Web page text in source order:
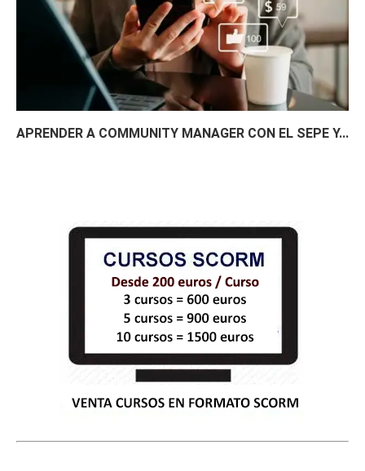
APRENDER A COMMUNITY MANAGER CON EL SEPE Y...